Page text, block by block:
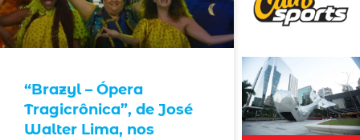
“Brazyl – Ópera
Tragicrônica”, de José
Walter Lima, nos